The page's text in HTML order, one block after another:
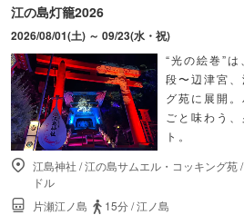
江の島灯籠2026
2026/08/01(土) ～ 09/23(水・祝)
“光の絵巻”
段〜辺津宮
グ苑に展開
ごと味わう
ト。
江島神社 /江の島サムエル・コッキング苑/
ドル
片瀬江ノ島
15分/江ノ島